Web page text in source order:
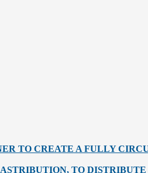
TO CREATE A FULLY
TO